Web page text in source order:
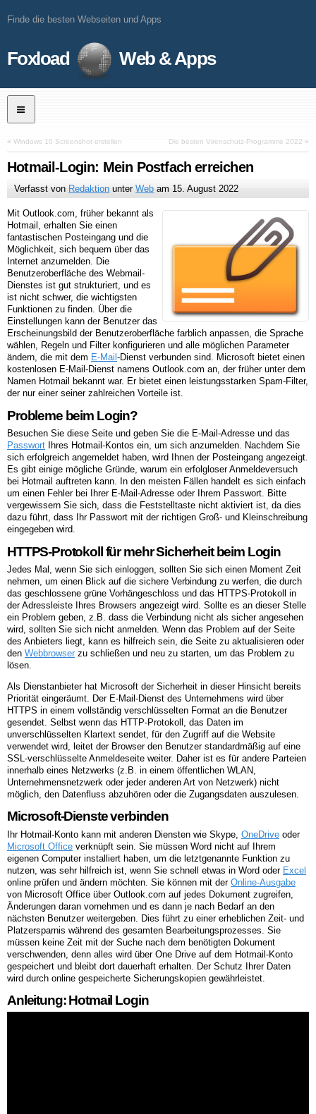
Finde die besten Webseiten und Apps
Foxload Web & Apps
« Windows 10 Screenshot erstellen Die besten Virenschutz-Programme 2022 »
Hotmail-Login: Mein Postfach erreichen
Verfasst von Redaktion unterWeb am 15. August 2022
Mit Outlook.com, früher bekannt als
Hotmail, erhalten Sie einen
fantastischen Posteingang und die
Möglichkeit, sich bequem über das
Internet anzumelden. Die
Benutzeroberfläche des Webmail-
Dienstes ist gut strukturiert, und es
ist nicht schwer, die wichtigsten
Funktionen zu finden. Über die
Einstellungen kann der Benutzer das
Erscheinungsbild der Benutzeroberfläche farblich anpassen, die Sprache
wählen, Regeln und Filter konfigurieren und alle möglichen Parameter
ändern, die mit dem E-Mail -Dienst verbunden sind. Microsoft bietet einen
kostenlosen E-Mail-Dienst namens Outlook.com an, der früher unter dem
Namen Hotmail bekannt war. Er bietet einen leistungsstarken Spam-Filter,
der nur einer seiner zahlreichen Vorteile ist.
Probleme beim Login?
Besuchen Sie diese Seite und geben Sie die E-Mail-Adresse und das
Passwort Ihres Hotmail-Kontos ein, um sich anzumelden. Nachdem Sie
sich erfolgreich angemeldet haben, wird Ihnen der Posteingang angezeigt.
Es gibt einige mögliche Gründe, warum ein erfolgloser Anmeldeversuch
bei Hotmail auftreten kann. In den meisten Fällen handelt es sich einfach
um einen Fehler bei Ihrer E-Mail-Adresse oder Ihrem Passwort. Bitte
vergewissern Sie sich, dass die Feststelltaste nicht aktiviert ist, da dies
dazu führt, dass Ihr Passwort mit der richtigen Groß- und Kleinschreibung
eingegeben wird.
HTTPS-Protokoll für mehr Sicherheit beim Login
Jedes Mal, wenn Sie sich einloggen, sollten Sie sich einen Moment Zeit
nehmen, um einen Blick auf die sichere Verbindung zu werfen, die durch
das geschlossene grüne Vorhängeschloss und das HTTPS-Protokoll in
der Adressleiste Ihres Browsers angezeigt wird. Sollte es an dieser Stelle
ein Problem geben, z.B. dass die Verbindung nicht als sicher angesehen
wird, sollten Sie sich nicht anmelden. Wenn das Problem auf der Seite
des Anbieters liegt, kann es hilfreich sein, die Seite zu aktualisieren oder
den Webbrowser zu schließen und neu zu starten, um das Problem zu
lösen.
Als Dienstanbieter hat Microsoft der Sicherheit in dieser Hinsicht bereits
Priorität eingeräumt. Der E-Mail-Dienst des Unternehmens wird über
HTTPS in einem vollständig verschlüsselten Format an die Benutzer
gesendet. Selbst wenn das HTTP-Protokoll, das Daten im
unverschlüsselten Klartext sendet, für den Zugriff auf die Website
verwendet wird, leitet der Browser den Benutzer standardmäßig auf eine
SSL-verschlüsselte Anmeldeseite weiter. Daher ist es für andere Parteien
innerhalb eines Netzwerks (z.B. in einem öffentlichen WLAN,
Unternehmensnetzwerk oder jeder anderen Art von Netzwerk) nicht
möglich, den Datenfluss abzuhören oder die Zugangsdaten auszulesen.
Microsoft-Dienste verbinden
Ihr Hotmail-Konto kann mit anderen Diensten wie Skype, OneDrive oder
Microsoft Office verknüpft sein. Sie müssen Word nicht auf Ihrem
eigenen Computer installiert haben, um die letztgenannte Funktion zu
nutzen, was sehr hilfreich ist, wenn Sie schnell etwas in Word oder Excel
online prüfen und ändern möchten. Sie können mit der Online-Ausgabe
von Microsoft Office über Outlook.com auf jedes Dokument zugreifen,
Änderungen daran vornehmen und es dann je nach Bedarf an den
nächsten Benutzer weitergeben. Dies führt zu einer erheblichen Zeit- und
Platzersparnis während des gesamten Bearbeitungsprozesses. Sie
müssen keine Zeit mit der Suche nach dem benötigten Dokument
verschwenden, denn alles wird über One Drive auf dem Hotmail-Konto
gespeichert und bleibt dort dauerhaft erhalten. Der Schutz Ihrer Daten
wird durch online gespeicherte Sicherungskopien gewährleistet.
Anleitung: Hotmail Login